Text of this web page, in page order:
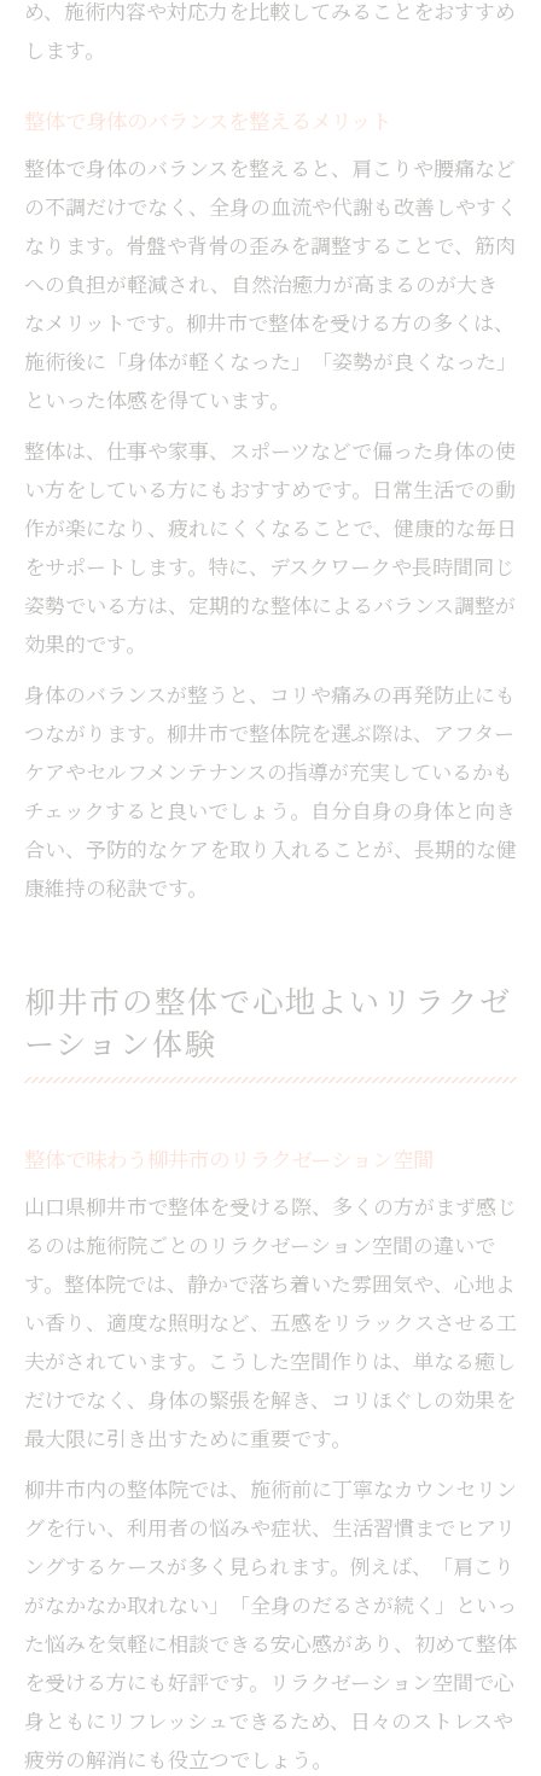
め、施術内容や対応力を比較してみることをおすすめ
します。
整体で身体のバランスを整えるメリット
整体で身体のバランスを整えると、肩こりや腰痛など
の不調だけでなく、全身の血流や代謝も改善しやすく
なります。骨盤や背骨の歪みを調整することで、筋肉
への負担が軽減され、自然治癒力が高まるのが大き
なメリットです。柳井市で整体を受ける方の多くは、
施術後に「身体が軽くなった」「姿勢が良くなった」
といった体感を得ています。
整体は、仕事や家事、スポーツなどで偏った身体の使
い方をしている方にもおすすめです。日常生活での動
作が楽になり、疲れにくくなることで、健康的な毎日
をサポートします。特に、デスクワークや長時間同じ
姿勢でいる方は、定期的な整体によるバランス調整が
効果的です。
身体のバランスが整うと、コリや痛みの再発防止にも
つながります。柳井市で整体院を選ぶ際は、アフター
ケアやセルフメンテナンスの指導が充実しているかも
チェックすると良いでしょう。自分自身の身体と向き
合い、予防的なケアを取り入れることが、長期的な健
康維持の秘訣です。
柳井市の整体で心地よいリラクゼ
ーション体験
整体で味わう柳井市のリラクゼーション空間
山口県柳井市で整体を受ける際、多くの方がまず感じ
るのは施術院ごとのリラクゼーション空間の違いで
す。整体院では、静かで落ち着いた雰囲気や、心地よ
い香り、適度な照明など、五感をリラックスさせる工
夫がされています。こうした空間作りは、単なる癒し
だけでなく、身体の緊張を解き、コリほぐしの効果を
最大限に引き出すために重要です。
柳井市内の整体院では、施術前に丁寧なカウンセリン
グを行い、利用者の悩みや症状、生活習慣までヒアリ
ングするケースが多く見られます。例えば、「肩こり
がなかなか取れない」「全身のだるさが続く」といっ
た悩みを気軽に相談できる安心感があり、初めて整体
を受ける方にも好評です。リラクゼーション空間で心
身ともにリフレッシュできるため、日々のストレスや
疲労の解消にも役立つでしょう。